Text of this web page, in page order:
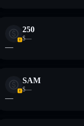
250
$—
—
SAM
$—
—